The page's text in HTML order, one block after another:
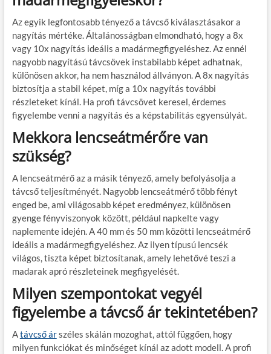
Az egyik legfontosabb tényező a távcső kiválasztásakor a
nagyítás mértéke. Általánosságban elmondható, hogy a 8x
vagy 10x nagyítás ideális a madármegfigyeléshez. Az ennél
nagyobb nagyítású távcsövek instabilabb képet adhatnak,
különösen akkor, ha nem használod állványon. A 8x nagyítás
biztosítja a stabil képet, míg a 10x nagyítás további
részleteket kínál. Ha profi távcsövet keresel, érdemes
figyelembe venni a nagyítás és a képstabilitás egyensúlyát.
Mekkora lencseátmérőre van
szükség?
A lencseátmérő az a másik tényező, amely befolyásolja a
távcső teljesítményét. Nagyobb lencseátmérő több fényt
enged be, ami világosabb képet eredményez, különösen
gyenge fényviszonyok között, például napkelte vagy
naplemente idején. A 40 mm és 50 mm közötti lencseátmérő
ideális a madármegfigyeléshez. Az ilyen típusú lencsék
világos, tiszta képet biztosítanak, amely lehetővé teszi a
madarak apró részleteinek megfigyelését.
Milyen szempontokat vegyél
figyelembe a távcső ár tekintetében?
Atávcső árszéles skálán mozoghat, attól függően, hogy
milyen funkciókat és minőséget kínál az adott modell. A profi